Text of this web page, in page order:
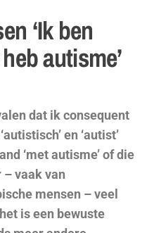
‘Ik ben
autisme’
dat ik consequent
en ‘autist’
‘met autisme’ of die
– vaak van
mensen – veel
is een bewuste